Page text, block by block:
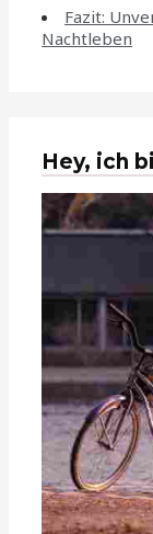
Fazit:
Nachtleben
Hey, ich